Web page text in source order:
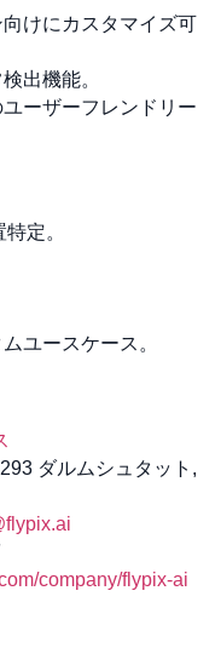
けにカスタマイズ可
出機能。
ーザーフレンドリー
定。
ユースケース。
ダルムシュタット,
company/flypix-ai